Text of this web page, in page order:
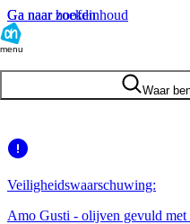
Ga naar hoofdinhoud
Ga naar zoeken
menu
Waar
Veiligheidswaarschuwing:
Amo Gusti - olijven gevuld met